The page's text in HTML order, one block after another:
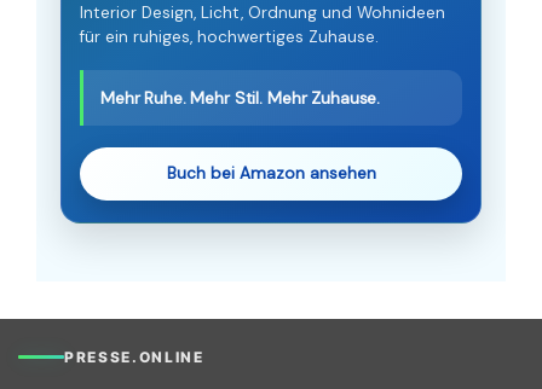
Interior Design, Licht, Ordnung und Wohnideen
für ein ruhiges, hochwertiges Zuhause.
Mehr Ruhe. Mehr Stil. Mehr Zuhause.
Buch bei Amazon ansehen
PRESSE.ONLINE